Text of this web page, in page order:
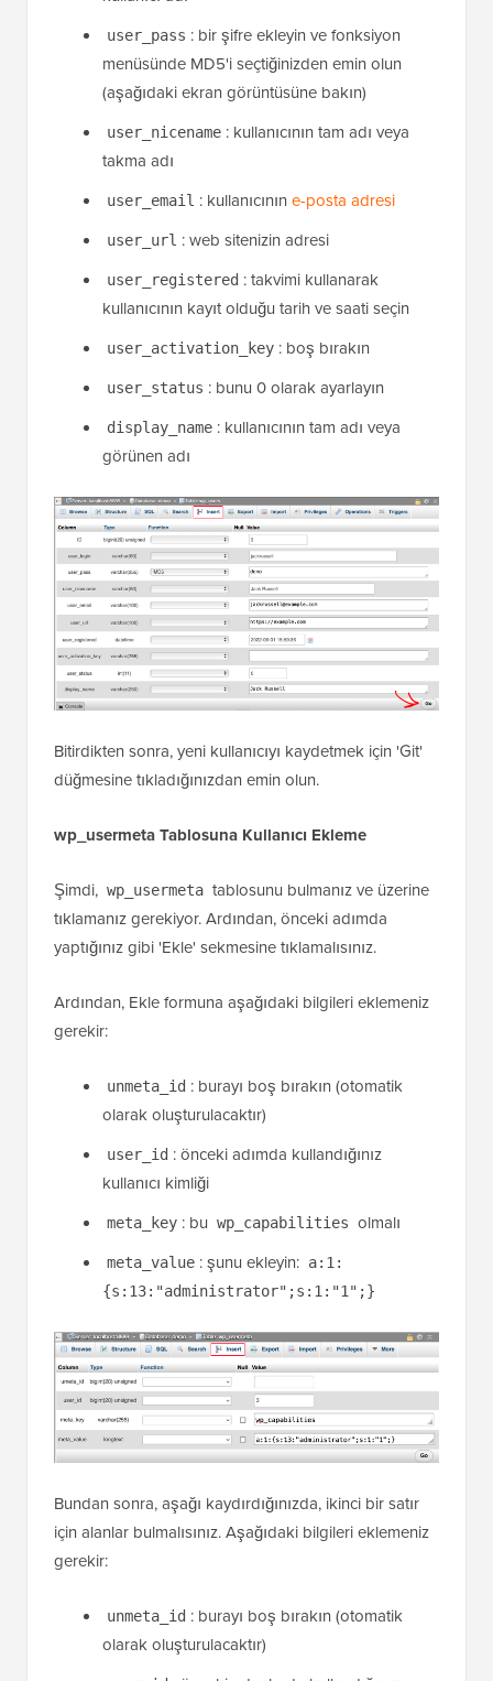
user_pass : bir şifre ekleyin ve fonksiyon
menüsünde MD5'i seçtiğinizden emin olun
(aşağıdaki ekran görüntüsüne bakın)
user_nicename : kullanıcının tam adı veya
takma adı
user_email : kullanıcının e-posta adresi
user_url : web sitenizin adresi
user_registered : takvimi kullanarak
kullanıcının kayıt olduğu tarih ve saati seçin
user_activation_key : boş bırakın
user_status : bunu 0 olarak ayarlayın
display_name : kullanıcının tam adı veya
görünen adı
Bitirdikten sonra, yeni kullanıcıyı kaydetmek için 'Git'
düğmesine tıkladığınızdan emin olun.
wp_usermeta Tablosuna Kullanıcı Ekleme
Şimdi, wp_usermeta tablosunu bulmanız ve üzerine
tıklamanız gerekiyor. Ardından, önceki adımda
yaptığınız gibi 'Ekle' sekmesine tıklamalısınız.
Ardından, Ekle formuna aşağıdaki bilgileri eklemeniz
gerekir:
unmeta_id : burayı boş bırakın (otomatik
olarak oluşturulacaktır)
user_id : önceki adımda kullandığınız
kullanıcı kimliği
meta_key : bu wp_capabilities olmalı
meta_value : şunu ekleyin: a:1:
{s:13:"administrator";s:1:"1";}
Bundan sonra, aşağı kaydırdığınızda, ikinci bir satır
için alanlar bulmalısınız. Aşağıdaki bilgileri eklemeniz
gerekir:
unmeta_id : burayı boş bırakın (otomatik
olarak oluşturulacaktır)